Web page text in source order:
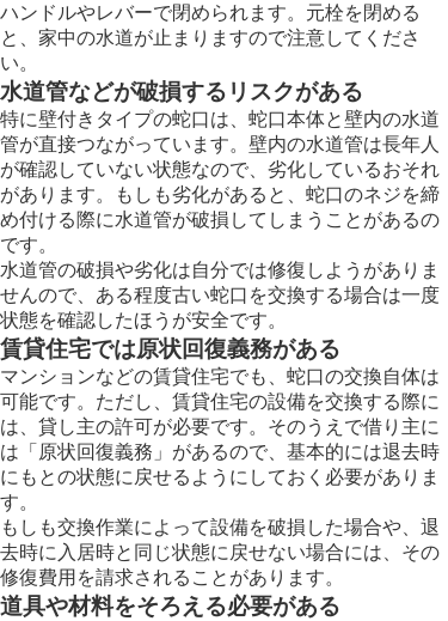
ハンドルやレバーで閉められます。元栓を閉める
と、家中の水道が止まりますので注意してくださ
い。
水道管などが破損するリスクがある
特に壁付きタイプの蛇口は、蛇口本体と壁内の水道
管が直接つながっています。壁内の水道管は長年人
が確認していない状態なので、劣化しているおそれ
があります。もしも劣化があると、蛇口のネジを締
め付ける際に水道管が破損してしまうことがあるの
です。
水道管の破損や劣化は自分では修復しようがありま
せんので、ある程度古い蛇口を交換する場合は一度
状態を確認したほうが安全です。
賃貸住宅では原状回復義務がある
マンションなどの賃貸住宅でも、蛇口の交換自体は
可能です。ただし、賃貸住宅の設備を交換する際に
は、貸し主の許可が必要です。そのうえで借り主に
は「原状回復義務」があるので、基本的には退去時
にもとの状態に戻せるようにしておく必要がありま
す。
もしも交換作業によって設備を破損した場合や、退
去時に入居時と同じ状態に戻せない場合には、その
修復費用を請求されることがあります。
道具や材料をそろえる必要がある